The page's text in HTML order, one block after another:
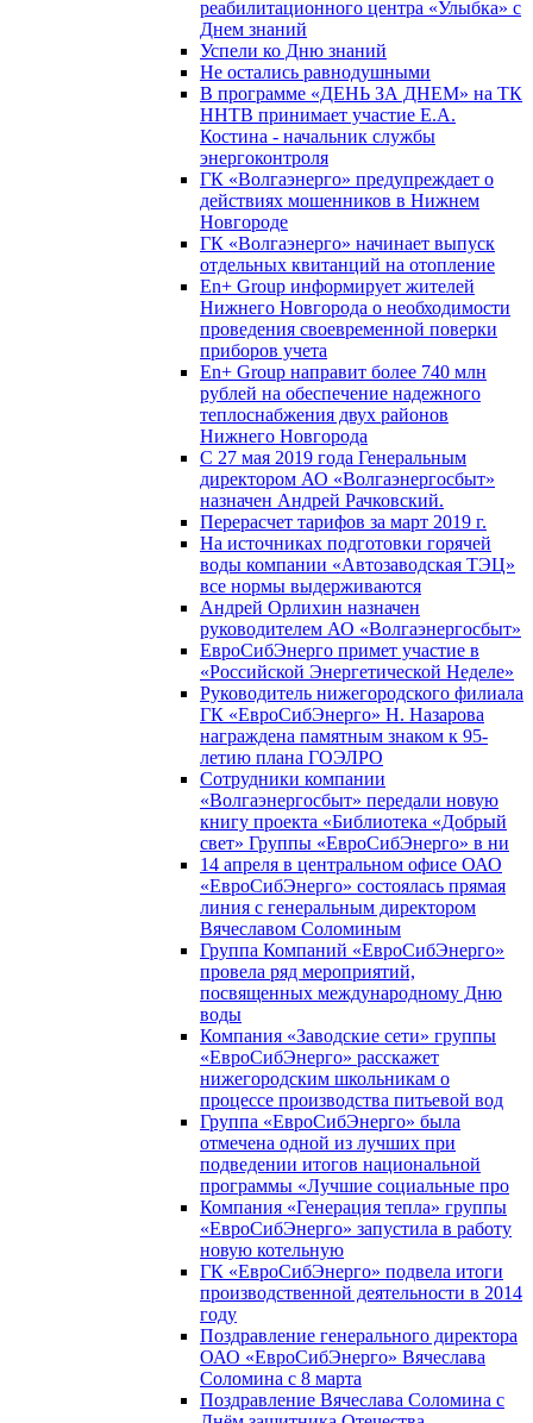
реабилитационного центра «Улыбка» с
Днем знаний
Успели ко Дню знаний
Не остались равнодушными
В программе «ДЕНЬ ЗА ДНЕМ» на ТК
ННТВ принимает участие Е.А.
Костина - начальник службы
энергоконтроля
ГК «Волгаэнерго» предупреждает о
действиях мошенников в Нижнем
Новгороде
ГК «Волгаэнерго» начинает выпуск
отдельных квитанций на отопление
En+ Group информирует жителей
Нижнего Новгорода о необходимости
проведения своевременной поверки
приборов учета
En+ Group направит более 740 млн
рублей на обеспечение надежного
теплоснабжения двух районов
Нижнего Новгорода
С 27 мая 2019 года Генеральным
директором АО «Волгаэнергосбыт»
назначен Андрей Рачковский.
Перерасчет тарифов за март 2019 г.
На источниках подготовки горячей
воды компании «Автозаводская ТЭЦ»
все нормы выдерживаются
Андрей Орлихин назначен
руководителем АО «Волгаэнергосбыт»
ЕвроСибЭнерго примет участие в
«Российской Энергетической Неделе»
Руководитель нижегородского филиала
ГК «ЕвроСибЭнерго» Н. Назарова
награждена памятным знаком к 95-
летию плана ГОЭЛРО
Сотрудники компании
«Волгаэнергосбыт» передали новую
книгу проекта «Библиотека «Добрый
свет» Группы «ЕвроСибЭнерго» в ни
14 апреля в центральном офисе ОАО
«ЕвроСибЭнерго» состоялась прямая
линия с генеральным директором
Вячеславом Соломиным
Группа Компаний «ЕвроСибЭнерго»
провела ряд мероприятий,
посвященных международному Дню
воды
Компания «Заводские сети» группы
«ЕвроСибЭнерго» расскажет
нижегородским школьникам о
процессе производства питьевой вод
Группа «ЕвроСибЭнерго» была
отмечена одной из лучших при
подведении итогов национальной
программы «Лучшие социальные про
Компания «Генерация тепла» группы
«ЕвроСибЭнерго» запустила в работу
новую котельную
ГК «ЕвроСибЭнерго» подвела итоги
производственной деятельности в 2014
году
Поздравление генерального директора
ОАО «ЕвроСибЭнерго» Вячеслава
Соломина с 8 марта
Поздравление Вячеслава Соломина с